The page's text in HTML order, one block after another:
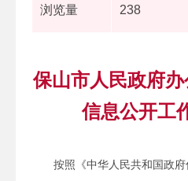
浏览量 238
保山市人民政府
信息公开工
按照《中华人民共和国政